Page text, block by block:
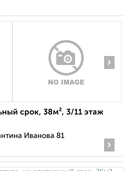
›
срок, 38м², 3/11 этаж
Иванова 81
›